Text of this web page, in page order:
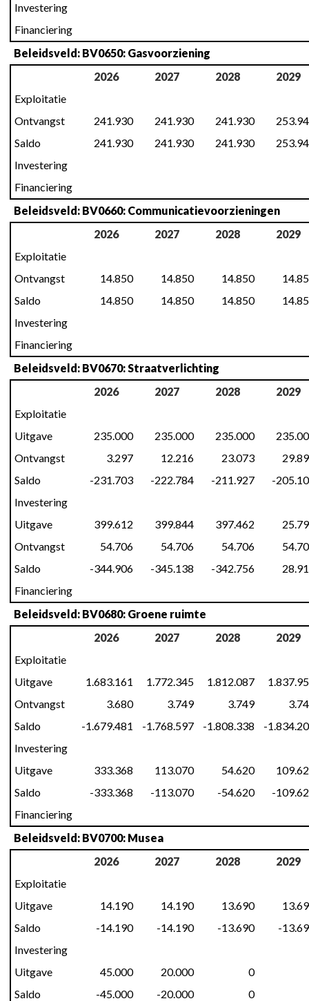
Investering
Financiering
Beleidsveld: BV0650: Gasvoorziening
2026
2027 2028
2029
Exploitatie
Ontvangst
241.930 241.930 241.930
Saldo
241.930 241.930 241.930
Investering
Financiering
Beleidsveld: BV0660: Communicatievoorzieningen
2026
2027 2028
2029
Exploitatie
Ontvangst
14.850 14.850 14.850
Saldo
14.850 14.850 14.850
Investering
Financiering
Beleidsveld: BV0670: Straatverlichting
2026
2027 2028
2029
Exploitatie
Uitgave
235.000 235.000 235.000
Ontvangst
3.297 12.216 23.073
Saldo
-231.703 -222.784 -211.927
-
Investering
Uitgave
399.612 399.844 397.462
Ontvangst
54.706 54.706 54.706
Saldo
-344.906 -345.138 -342.756
Financiering
Beleidsveld: BV0680: Groene ruimte
2026
2027 2028
2029
Exploitatie
Uitgave
1.683.161 1.772.345 1.812.087
Ontvangst
3.680 3.749 3.749
Saldo
-1.679.481 -1.768.597 -1.808.338
-
Investering
Uitgave
333.368 113.070 54.620
Saldo
-333.368 -113.070 -54.620
-
Financiering
Beleidsveld: BV0700: Musea
2026
2027 2028
2029
Exploitatie
Uitgave
14.190 14.190 13.690
Saldo
-14.190 -14.190 -13.690
-
Investering
Uitgave
45.000 20.000
0
Saldo
-45.000 -20.000
0